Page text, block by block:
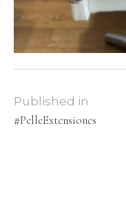
Published in
#PelleExtensiones